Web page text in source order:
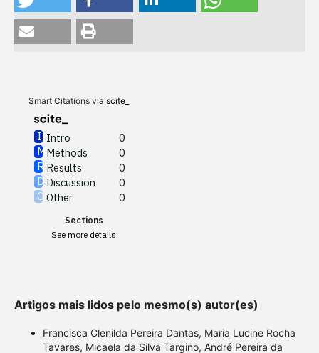
Smart Citations via scite_
Intro
0
Methods
0
Results
0
Discussion
0
Other
0
Sections
See more details
contrasts the cited claim, and
a label indicating in which
section the citation was
Artigos mais lidos pelo mesmo(s) autor(es)
Francisca Clenilda Pereira Dantas, Maria Lucine Rocha
Tavares, Micaela da Silva Targino, André Pereira da